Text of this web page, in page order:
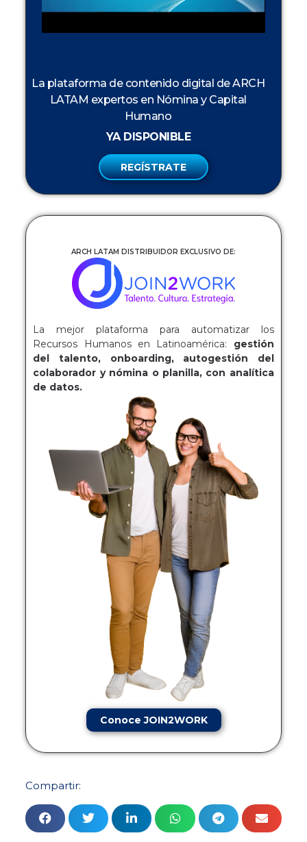
La plataforma de contenido digital de ARCH
LATAM expertos en Nómina y Capital
Humano
YA DISPONIBLE
REGÍSTRATE
ARCH LATAM DISTRIBUIDOR EXCLUSIVO DE:
La mejor plataforma para automatizar los
Recursos Humanos en Latinoamérica: gestión
del talento, onboarding, autogestión del
colaborador y nómina o planilla, con analítica
de datos.
Conoce JOIN2WORK
Compartir: